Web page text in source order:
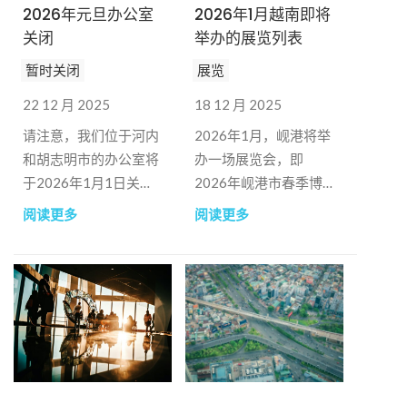
2026年元旦办公室
关闭
暂时关闭
22 12 月 2025
请注意，我们位于河内
和胡志明市的办公室将
于2026年1月1日关
闭。
阅读更多
2026年1月越南即将
举办的展览列表
展览
18 12 月 2025
2026年1月，岘港将举
办一场展览会，即
2026年岘港市春季博
览会。该活动将展出当
品、手工艺品和礼品、
加工食品和饮料、电子
产品和家用电器、时尚
配饰和化妆品，以及当
地美食和民间游戏，旨
阅读更多